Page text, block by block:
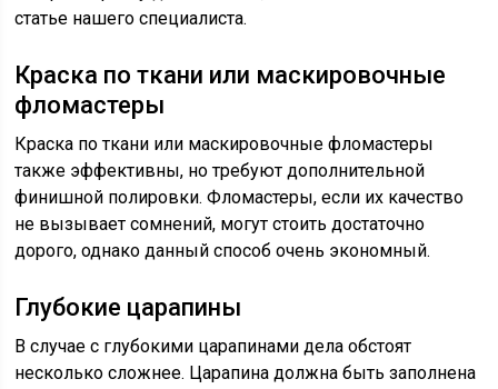
статье нашего специалиста.
Краска по ткани или маскировочные
фломастеры
Краска по ткани или маскировочные фломастеры
также эффективны, но требуют дополнительной
финишной полировки. Фломастеры, если их качество
не вызывает сомнений, могут стоить достаточно
дорого, однако данный способ очень экономный.
Глубокие царапины
В случае с глубокими царапинами дела обстоят
несколько сложнее. Царапина должна быть заполнена